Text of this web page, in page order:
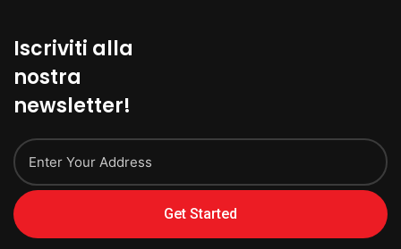
Iscriviti alla
nostra
newsletter!
Get Started